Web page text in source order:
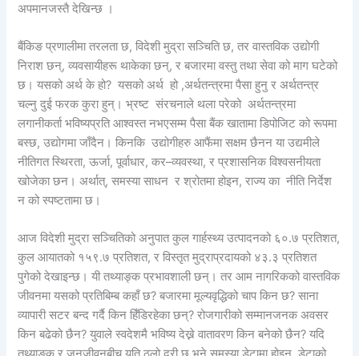
अपमानजस्तै देखिन्छ ।
बैंकिङ प्रणालीमा तरलता छ, विदेशी मुद्रा सञ्चिति छ, तर वास्तविक उद्योगी
निराश छन्, व्यवसायीहरू थाकेका छन्, र बजारमा वस्तु तथा सेवा को माग घटेको
छ। यसको अर्थ के हो? यसको अर्थ हो ,अर्थतन्त्रमा पैसा हुनु र अर्थतन्त्र
चल्नु दुई फरक कुरा हुन्। भ्रष्ट संरचनाले थला परेको अर्थतन्त्रमा
लगानीकर्ता भविष्यप्रति आश्वस्त नभएसम्म पैसा बैंक खातामा डिपोजिट को रूपमा
बस्छ, उद्योगमा जाँदैन। किनकि उद्योगीहरु आफैंमा सक्षम छैनन या उद्यमीले
नीतिगत स्थिरता, ऊर्जा, पूर्वाधार, कर–व्यवस्था, र प्रशासनिक विश्वसनीयता
खोजेका छन। अर्थात्, समस्या साधन र श्रोतमा होइन, राज्य का नीति निर्देश
न को स्पष्टतामा छ।
आज विदेशी मुद्रा सञ्चितिको अनुपात कुल गार्हस्थ्य उत्पादनको ६०.७ प्रतिशत,
कुल आयातको १५९.७ प्रतिशत, र विस्तृत मुद्राप्रदायको ४३.३ प्रतिशत
पुगेको देखाइन्छ। यी तथ्याङ्क प्रभावशाली छन्। तर आम नागरिकको वास्तविक
जीवनमा यसको प्रतिबिम्ब कहाँ छ? बजारमा मूल्यवृद्धिको चाप किन छ? साना
व्यापारी सटर बन्द गर्दै किन हिँडिरहेका छन्? रोजगारीको सम्मानजनक अवसर
किन बढेको छैन? युवाले स्वदेशमै भविष्य देख्ने वातावरण किन बनेको छैन? यदि